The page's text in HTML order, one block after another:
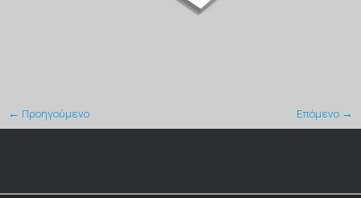
← Προηγούμενο Επόμενο →